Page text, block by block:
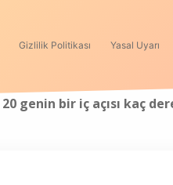
Gizlilik Politikası Yasal Uyarı
20 genin bir iç açısı kaç